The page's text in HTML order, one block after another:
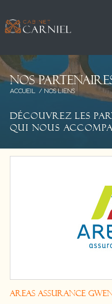
Nos partenaire
ACCUEIL NOS LIENS
DÉCOUVREZ LES
QUI NOUS
AREAS ASSURANCE